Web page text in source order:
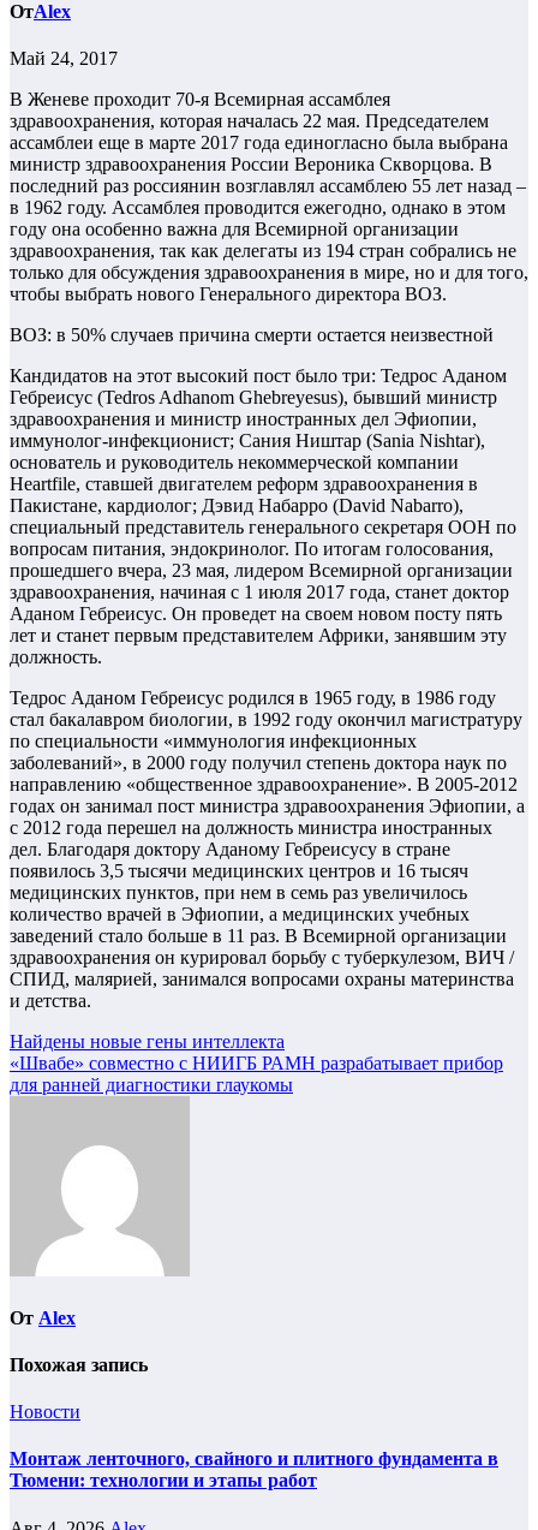
ОтAlex
Май 24, 2017
В Женеве проходит 70-я Всемирная ассамблея
здравоохранения, которая началась 22 мая. Председателем
ассамблеи еще в марте 2017 года единогласно была выбрана
министр здравоохранения России Вероника Скворцова. В
последний раз россиянин возглавлял ассамблею 55 лет назад –
в 1962 году. Ассамблея проводится ежегодно, однако в этом
году она особенно важна для Всемирной организации
здравоохранения, так как делегаты из 194 стран собрались не
только для обсуждения здравоохранения в мире, но и для того,
чтобы выбрать нового Генерального директора ВОЗ.
ВОЗ: в 50% случаев причина смерти остается неизвестной
Кандидатов на этот высокий пост было три: Тедрос Аданом
Гебреисус (Tedros Adhanom Ghebreyesus), бывший министр
здравоохранения и министр иностранных дел Эфиопии,
иммунолог-инфекционист; Сания Ништар (Sania Nishtar),
основатель и руководитель некоммерческой компании
Heartfile, ставшей двигателем реформ здравоохранения в
Пакистане, кардиолог; Дэвид Набарро (David Nabarro),
специальный представитель генерального секретаря ООН по
вопросам питания, эндокринолог. По итогам голосования,
прошедшего вчера, 23 мая, лидером Всемирной организации
здравоохранения, начиная с 1 июля 2017 года, станет доктор
Аданом Гебреисус. Он проведет на своем новом посту пять
лет и станет первым представителем Африки, занявшим эту
должность.
Тедрос Аданом Гебреисус родился в 1965 году, в 1986 году
стал бакалавром биологии, в 1992 году окончил магистратуру
по специальности «иммунология инфекционных
заболеваний», в 2000 году получил степень доктора наук по
направлению «общественное здравоохранение». В 2005-2012
годах он занимал пост министра здравоохранения Эфиопии, а
с 2012 года перешел на должность министра иностранных
дел. Благодаря доктору Аданому Гебреисусу в стране
появилось 3,5 тысячи медицинских центров и 16 тысяч
медицинских пунктов, при нем в семь раз увеличилось
количество врачей в Эфиопии, а медицинских учебных
заведений стало больше в 11 раз. В Всемирной организации
здравоохранения он курировал борьбу с туберкулезом, ВИЧ /
СПИД, малярией, занимался вопросами охраны материнства
и детства.
Навигация
по
Найдены новые гены интеллекта
«Швабе» совместно с НИИГБ РАМН разрабатывает прибор
для ранней диагностики глаукомы
От Alex
Похожая запись
Новости
Монтаж ленточного, свайного и плитного фундамента в
Тюмени: технологии и этапы работ